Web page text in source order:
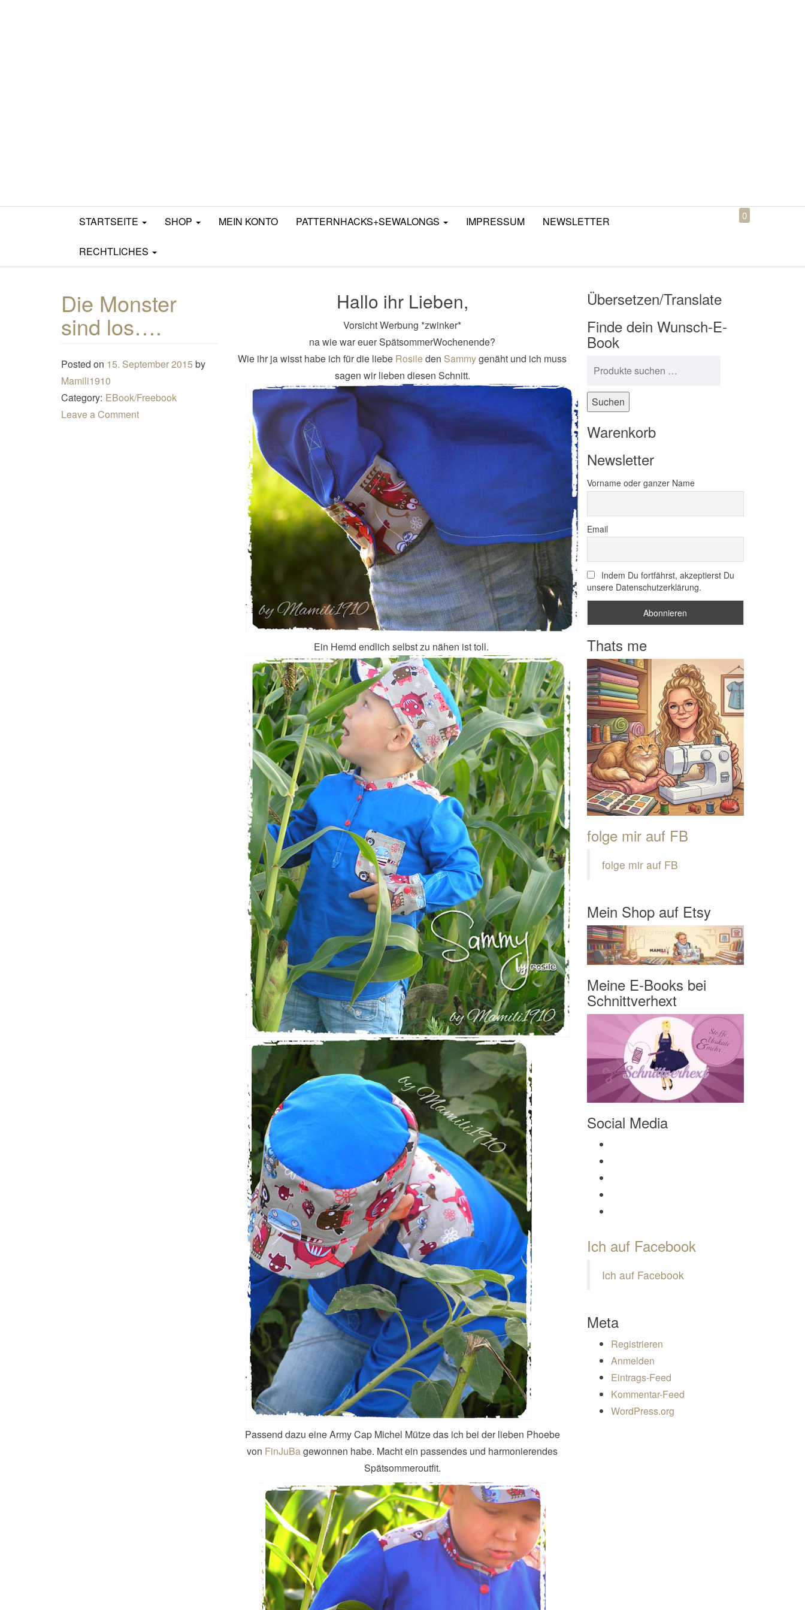
Mamili1910
STARTSEITE SHOP MEIN KONTO PATTERNHACKS+SEWALONGS IMPRESSUM NEWSLETTER
RECHTLICHES
0
Die Monster
sind los….
Posted on 15. September 2015 by
Mamili1910
Category: EBook/Freebook
Leave a Comment
Hallo ihr Lieben,
Vorsicht Werbung *zwinker*
na wie war euer SpätsommerWochenende?
Wie ihr ja wisst habe ich für die liebe Rosileden Sammygenäht und ich muss
sagen wir lieben diesen Schnitt.
Ein Hemd endlich selbst zu nähen ist toll.
Passend dazu eine Army Cap Michel Mütze das ich bei der lieben Phoebe
von FinJuBagewonnen habe. Macht ein passendes und harmonierendes
Spätsommeroutfit.
Übersetzen/Translate
Finde dein Wunsch-E-
Book
Suchen
Warenkorb
Newsletter
Vorname oder ganzer Name
Email
Indem Du fortfährst, akzeptierst Du
unsere Datenschutzerklärung.
Thats me
folge mir auf FB
folge mir auf FB
Mein Shop auf Etsy
Meine E-Books bei
Schnittverhext
Social Media
Ich auf Facebook
Ich auf Facebook
Meta
Registrieren
Anmelden
Eintrags-Feed
Kommentar-Feed
WordPress.org